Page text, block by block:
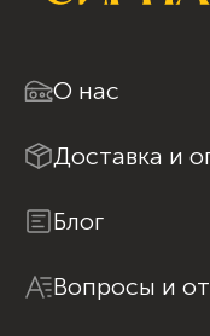
О нас
Доставка и
Блог
Вопросы и